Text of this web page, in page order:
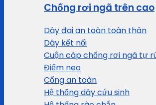
Chống rơi ngã trên cao
Dây đai an toàn toàn thân
Dây kết nối
Cuộn cáp chống rơi ngã tự
Điểm neo
Cổng an toàn
Hệ thống dây cứu sinh